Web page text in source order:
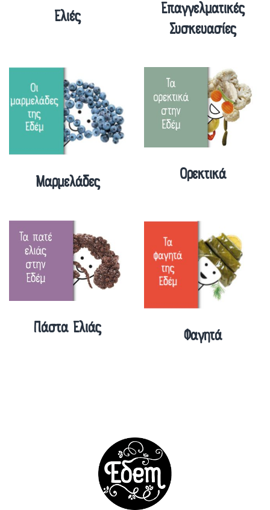
Ελιές
Επαγγελματικές
Συσκευασίες
Μαρμελάδες Ορεκτικά
Πάστα Ελιάς Φαγητά